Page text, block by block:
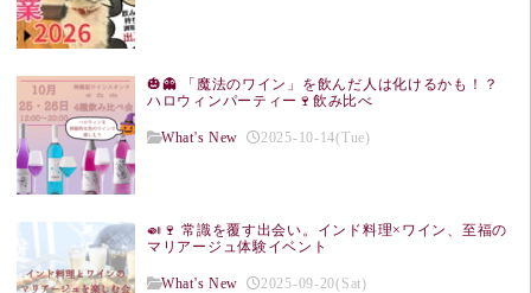
🎃👻 「魔法のワイン」を飲んだ人は化けるかも！？
ハロウィンパーティー🍷飲み比べ
What's New 2025-10-14(Tue)
🍛🍷 常識を覆す出会い。インド料理×ワイン、至福の
マリアージュ体験イベント
What's New 2025-09-20(Sat)